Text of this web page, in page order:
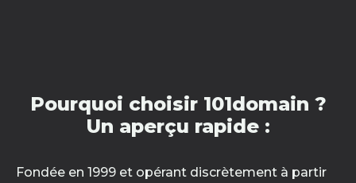
Pourquoi choisir 101domain ?
Un aperçu rapide :
Fondée en 1999 et opérant discrètement à partir